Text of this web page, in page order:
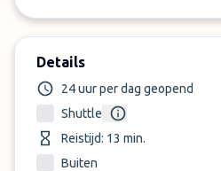
Details
24 uur per dag geopend
Shuttle
Reistijd: 13 min.
Buiten